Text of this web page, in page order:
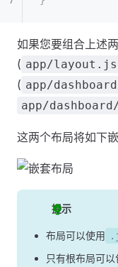
如果您要组合上述
( app/layout.js
( app/
app/
这两个布局将如下
提示
布局可以使用
只有根布局可以